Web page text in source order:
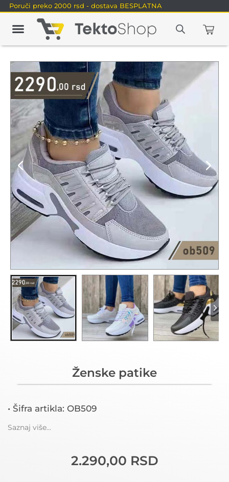
Poruči preko 2000 rsd - dostava BESPLATNA
Ženske patike
• Šifra artikla: OB509
Saznaj više...
2.290,00 RSD